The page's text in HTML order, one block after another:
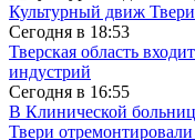
Культурный движ Твери
Сегодня в 18:53
Тверская область
индустрий
Сегодня в 16:55
В Клинической
Твери